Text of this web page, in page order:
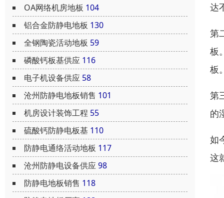
OA网络机房地板 104
铝合金防静电地板 130
全钢陶瓷活动地板 59
磷酸钙板基供应 116
电子机设备供应 58
沧州防静电地板销售 101
机房设计装饰工程 55
硫酸钙防静电板基 110
防静电通络活动地板 117
沧州防静电设备供应98
防静电地板销售 118
达
第
板
板
第
的
如
这